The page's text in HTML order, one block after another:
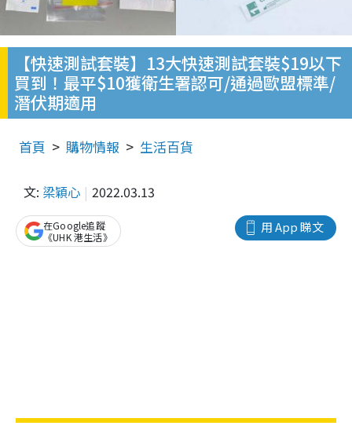
【快速測試套裝】13大快速測試套裝$19以下
買到！最平$10獲衛生署認可/通過歐盟標準/
潛伏期適用
首頁 購物情報 生活百貨
文: 梁穎心 2022.03.13
用 App 睇文
在Google追蹤
《UHK 港生活》